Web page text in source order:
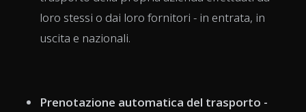
loro stessi o dai loro fornitori - in entrata, in
uscita e nazionali.
Prenotazione automatica del trasporto -